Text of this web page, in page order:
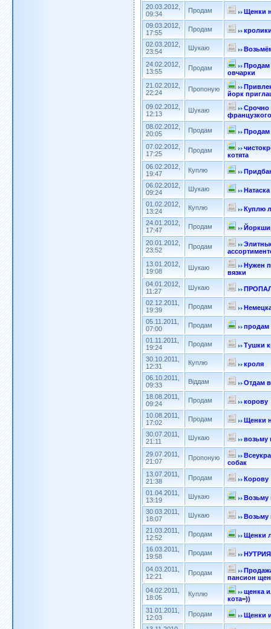
20.03.2012,
09:34
Продам
Щенки
09.03.2012,
17:55
Продам
02.03.2012,
23:54
Шукаю
24.02.2012,
13:55
Продам
Продам
овчарки
21.02.2012,
22:24
Пропоную
йорк
09.02.2012,
12:13
Шукаю
Срочно
08.02.2012,
20:05
Продам Продам
07.02.2012,
17:25
Продам
котята
06.02.2012,
19:47
Куплю
06.02.2012,
09:24
Шукаю
01.02.2012,
13:24
Куплю
Куплю
24.01.2012,
17:47
Продам
20.01.2012,
23:52
Продам
13.01.2012,
19:08
Шукаю
Нужен
вязки
04.01.2012,
11:27
Шукаю
02.12.2011,
19:39
Продам
05.11.2011,
07:00
Продам
продам
01.11.2011,
19:24
Продам
Тушки
30.10.2011,
12:31
Куплю
кроля
06.10.2011,
09:33
Віддам
Отдам
18.08.2011,
09:24
Продам
корову
10.08.2011,
17:02
Продам
Щенки
30.07.2011,
21:11
Шукаю возьму
29.07.2011,
21:07
Пропоную
собак
13.07.2011,
21:38
Продам
Корову
01.04.2011,
13:19
Шукаю
Возьму
30.03.2011,
18:07
Шукаю
Возьму
21.03.2011,
12:52
Продам
Щенки
16.03.2011,
19:58
Продам НУТРИЯ
04.03.2011,
12:21
Продам
пансион
04.02.2011,
18:05
Куплю
щенка
кота=))
31.01.2011,
12:03
Продам
Щенки